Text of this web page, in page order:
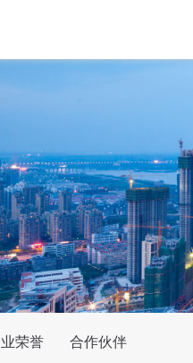
荣誉 合作伙伴